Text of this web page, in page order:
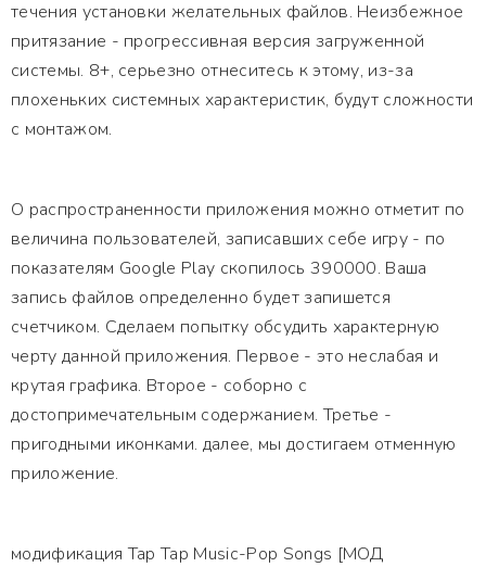
течения установки желательных файлов. Неизбежное
притязание - прогрессивная версия загруженной
системы. 8+, серьезно отнеситесь к этому, из-за
плохеньких системных характеристик, будут сложности
с монтажом.
О распространенности приложения можно отметит по
величина пользователей, записавших себе игру - по
показателям Google Play скопилось 390000. Ваша
запись файлов определенно будет запишется
счетчиком. Сделаем попытку обсудить характерную
черту данной приложения. Первое - это неслабая и
крутая графика. Второе - соборно с
достопримечательным содержанием. Третье -
пригодными иконками. далее, мы достигаем отменную
приложение.
модификация Tap Tap Music-Pop Songs [МОД